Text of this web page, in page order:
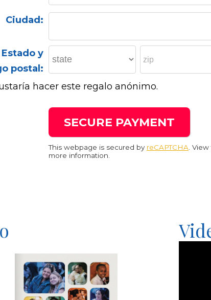
Ciudad:
Estado y
postal:
hacer este regalo anónimo.
This webpage is secured by reCAPTCHA .
more information.